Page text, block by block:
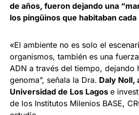
de años, fueron dejando una
los pingüinos que habitaban
«El ambiente no es solo el
organismos, también es una
ADN a través del tiempo, dejando
genoma”, señala la Dra. Daly Noll,
Universidad de Los Lagos e
de los Institutos Milenios BASE,